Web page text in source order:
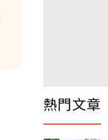
熱門文章